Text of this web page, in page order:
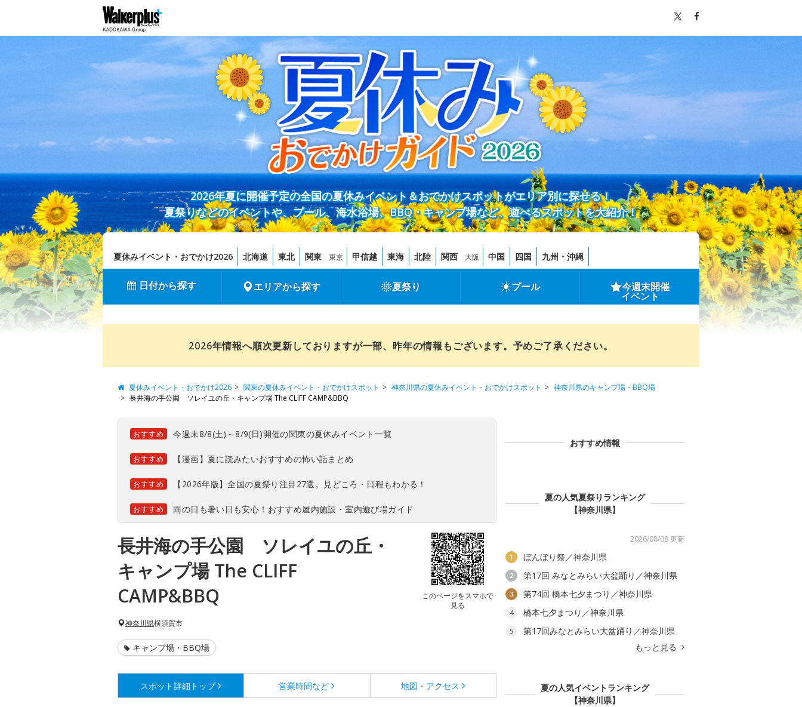
2026年夏に開催予定の全国の夏休みイベント＆おでかけスポットがエリア別に探せる！
夏祭りなどのイベントや、プール、海水浴場、BBQ・キャンプ場など、遊べるスポットを大紹介！
夏休みイベント・おでかけ2026 北海道 東北 関東 東京 甲信越 東海 北陸 関西 大阪 中国 四国 九州・沖縄
日付から探す エリアから探す 夏祭り プール 今週末開催
イベント
2026年情報へ順次更新しておりますが一部、昨年の情報もございます。予めご了承ください。
夏休みイベント・おでかけ2026 関東の夏休みイベント・おでかけスポット 神奈川県の夏休みイベント・おでかけスポット
神奈川県のキャンプ場・BBQ場
長井海の手公園 ソレイユの丘・キャンプ場 The CLIFF CAMP&BBQ
おすすめ 今週末8/8(土)～8/9(日)開催の関東の夏休みイベント一覧
おすすめ 【漫画】夏に読みたいおすすめの怖い話まとめ
おすすめ 【2026年版】全国の夏祭り注目27選。見どころ・日程もわかる！
おすすめ 雨の日も暑い日も安心！おすすめ屋内施設・室内遊び場ガイド
長井海の手公園 ソレイユの丘・
キャンプ場 The CLIFF
CAMP&BBQ
このページをスマホで
見る
神奈川県横須賀市
キャンプ場・BBQ場
スポット詳細 トップ 営業時間など 地図・アクセス
おすすめ情報
夏の人気夏祭りランキング
【神奈川県】
2026/08/08 更新
1 ぼんぼり祭／神奈川県
2 第17回 みなとみらい大盆踊り／神奈川県
3 第74回 橋本七夕まつり／神奈川県
4 橋本七夕まつり／神奈川県
5
第17回みなとみらい大盆踊り／神奈川県
もっと見る
夏の人気イベントランキング
【神奈川県】